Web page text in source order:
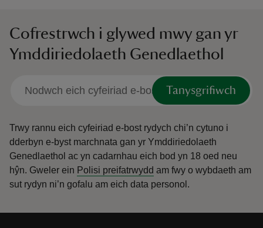
Cofrestrwch i glywed mwy gan yr
Ymddiriedolaeth Genedlaethol
Tanysgrifiwch
Trwy rannu eich cyfeiriad e-bost rydych chi’n cytuno i
dderbyn e-byst marchnata gan yr Ymddiriedolaeth
Genedlaethol ac yn cadarnhau eich bod yn 18 oed neu
hŷn. Gweler ein Polisi preifatrwydd am fwy o wybdaeth am
sut rydyn ni’n gofalu am eich data personol.